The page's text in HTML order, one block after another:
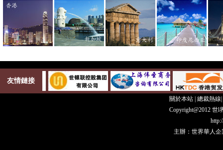
友情鏈接
關於本站 |總裁熱線
Copyright@2012 世
主辦：世界華人